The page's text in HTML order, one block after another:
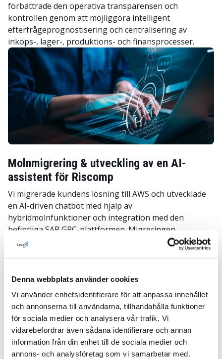
Denna webbplats använder cookies
Vi använder enhetsidentifierare för att anpassa innehållet
och annonserna till användarna, tillhandahålla funktioner
för sociala medier och analysera vår trafik. Vi
vidarebefordrar även sådana identifierare och annan
information från din enhet till de sociala medier och
annons- och analysföretag som vi samarbetar med.
förbättrade den operativa transparensen och
kontrollen genom att möjliggöra intelligent
efterfrågeprognostisering och centralisering av
inköps-, lager-, produktions- och finansprocesser.
Molnmigrering & utveckling av en AI-
assistent för Riscomp
Vi migrerade kundens lösning till AWS och utvecklade
en AI-driven chatbot med hjälp av
hybridmolnfunktioner och integration med den
befintliga SAP GRC-plattformen. Migreringen
möjliggjorde snabbare dataåtkomst, skalbarhet,